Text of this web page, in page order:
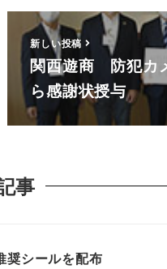
新しい投稿
関西遊商 防犯カ
ら感謝状授与
事
シールを配布